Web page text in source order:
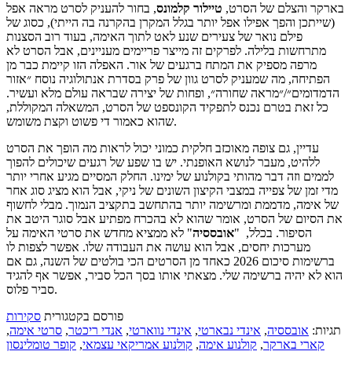
בארקר והצלם של הסרט, טיילור קלמונס, בחור להעניק לסרט מראה אפל
(שייתכן והפך אפילו אפל יותר בגלל המקרן בהקרנה בה הייתי), כסוג של
פילם נואר של צעירים שנע לאט לתוך האימה, בעוד רוב הסצנות
מתרחשות בלילה. לפרקים זה מייצר פריימים מעניינים, אבל הסרט לא
מרפה מספיק את המתח ברגעים של אור. האפלה הזו קיימת כבר מן
הפתיחה, מה שמעניק לסרט גוון של פרק בסדרת אנתולוגיה נוסח ״אזור
הדמדומים״/״מראה שחורה״, ופחות של יצירה שבראה עולם מלא ועשיר.
כל זאת בטרם נכנס לתפקיד הקונספט של הסרט, המשאלה המקוללת,
שהוא כאמור די פשוט וקצת משומש.
עדיין, גם צופה מאוכזב חלקית כמוני יכול לראות מה הופך את הסרט
ללהיט, מעבר לנושא האופנתי. יש בו שפע של רגעים שיכולים להפוך
לממים וזה דבר מהותי בקולנוע של ימינו. החלק המסיים מגיע אחרי יותר
מדי זמן של צפייה במצבי הקיצון השונים של ניקי, אבל הוא מציג סוג אחר
של אימה, מדממת ומרשימה יותר בהתחשב בתקציב הנמוך. מבלי לחשוף
את הסיום של הסרט, אומר שהוא לא בהכרח מפתיע אבל סוגר היטב את
הסיפור. בכלל, "אובססיה" לא ממציא מחדש את סרטי האימה על
מערכות יחסים, אבל הוא עושה את העבודה שלו. אפשר לצפות לו
ברשימות סיכום 2026 כאחד מן הסרטים הכי בולטים של השנה, גם אם
הוא לא יהיה ברשימה שלי. מצאתי אותו בסך הכל סביר, אפשר אף להגיד
סביר פלוס.
פורסם בקטגורית סקירות
תגיות: אובססיה, אינדי נבארטי, אינדי נווארטי, אנדי ריכטר, סרטי אימה,
קארי בארקר, קולנוע אימה, קולנוע אמריקאי עצמאי, קופר טומלינסון